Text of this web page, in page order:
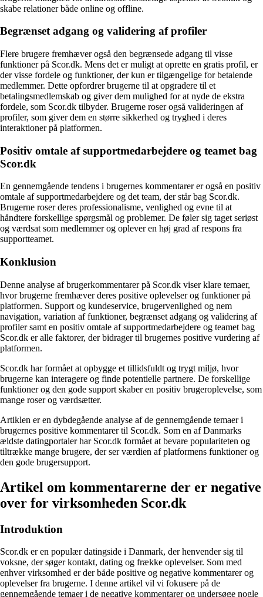
skabe relationer både online og offline.
Begrænset adgang og validering af profiler
Flere brugere fremhæver også den begrænsede adgang til visse
funktioner på Scor.dk. Mens det er muligt at oprette en gratis profil, er
der visse fordele og funktioner, der kun er tilgængelige for betalende
medlemmer. Dette opfordrer brugerne til at opgradere til et
betalingsmedlemskab og giver dem mulighed for at nyde de ekstra
fordele, som Scor.dk tilbyder. Brugerne roser også valideringen af
profiler, som giver dem en større sikkerhed og tryghed i deres
interaktioner på platformen.
Positiv omtale af supportmedarbejdere og teamet bag
Scor.dk
En gennemgående tendens i brugernes kommentarer er også en positiv
omtale af supportmedarbejdere og det team, der står bag Scor.dk.
Brugerne roser deres professionalisme, venlighed og evne til at
håndtere forskellige spørgsmål og problemer. De føler sig taget seriøst
og værdsat som medlemmer og oplever en høj grad af respons fra
supportteamet.
Konklusion
Denne analyse af brugerkommentarer på Scor.dk viser klare temaer,
hvor brugerne fremhæver deres positive oplevelser og funktioner på
platformen. Support og kundeservice, brugervenlighed og nem
navigation, variation af funktioner, begrænset adgang og validering af
profiler samt en positiv omtale af supportmedarbejdere og teamet bag
Scor.dk er alle faktorer, der bidrager til brugernes positive vurdering af
platformen.
Scor.dk har formået at opbygge et tillidsfuldt og trygt miljø, hvor
brugerne kan interagere og finde potentielle partnere. De forskellige
funktioner og den gode support skaber en positiv brugeroplevelse, som
mange roser og værdsætter.
Artiklen er en dybdegående analyse af de gennemgående temaer i
brugernes positive kommentarer til Scor.dk. Som en af Danmarks
ældste datingportaler har Scor.dk formået at bevare populariteten og
tiltrække mange brugere, der ser værdien af platformens funktioner og
den gode brugersupport.
Artikel om kommentarerne der er negative
over for virksomheden Scor.dk
Introduktion
Scor.dk er en populær datingside i Danmark, der henvender sig til
voksne, der søger kontakt, dating og frække oplevelser. Som med
enhver virksomhed er der både positive og negative kommentarer og
oplevelser fra brugerne. I denne artikel vil vi fokusere på de
gennemgående temaer i de negative kommentarer og undersøge nogle